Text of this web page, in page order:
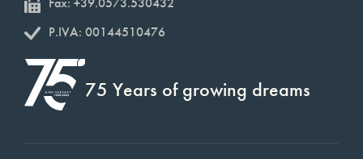
P.IVA: 00144510476
75 Years of growing dreams